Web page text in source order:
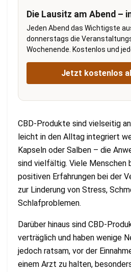
Die Lausitz am Abend –
Jeden Abend das Wichtigste
donnerstags die
Wochenende. Kostenlos und
Jetzt kostenlos
CBD-Produkte sind vielseitig
leicht in den Alltag integriert
Kapseln oder Salben – die
sind vielfältig. Viele Menschen
positiven Erfahrungen bei der
zur Linderung von Stress,
Schlafproblemen.
Darüber hinaus sind CBD-
verträglich und haben wenige
jedoch ratsam, vor der
einem Arzt zu halten,